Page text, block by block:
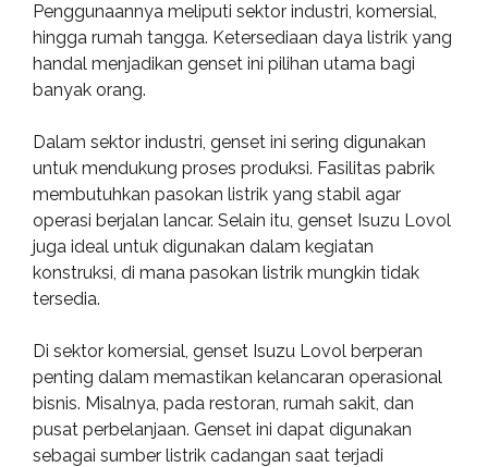
Penggunaannya meliputi sektor industri, komersial,
hingga rumah tangga. Ketersediaan daya listrik yang
handal menjadikan genset ini pilihan utama bagi
banyak orang.
Dalam sektor industri, genset ini sering digunakan
untuk mendukung proses produksi. Fasilitas pabrik
membutuhkan pasokan listrik yang stabil agar
operasi berjalan lancar. Selain itu, genset Isuzu Lovol
juga ideal untuk digunakan dalam kegiatan
konstruksi, di mana pasokan listrik mungkin tidak
tersedia.
Di sektor komersial, genset Isuzu Lovol berperan
penting dalam memastikan kelancaran operasional
bisnis. Misalnya, pada restoran, rumah sakit, dan
pusat perbelanjaan. Genset ini dapat digunakan
sebagai sumber listrik cadangan saat terjadi